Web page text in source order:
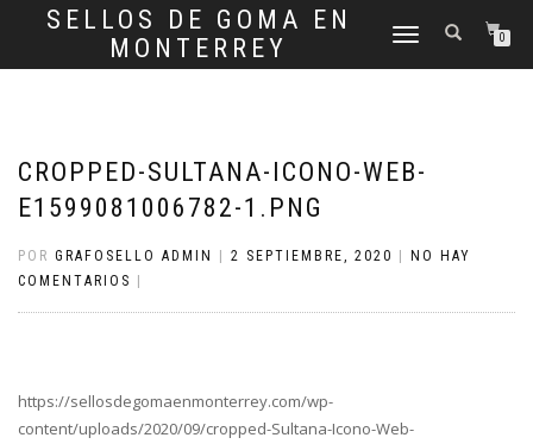
SELLOS DE GOMA EN
MONTERREY
CAMBIAR
0
CROPPED-SULTANA-ICONO-WEB-
E1599081006782-1.PNG
POR GRAFOSELLO ADMIN 2 SEPTIEMBRE, 2020
NO HAY
COMENTARIOS
https://sellosdegomaenmonterrey.com/wp-
content/uploads/2020/09/cropped-Sultana-Icono-Web-